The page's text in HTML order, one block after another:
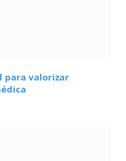
para valorizar